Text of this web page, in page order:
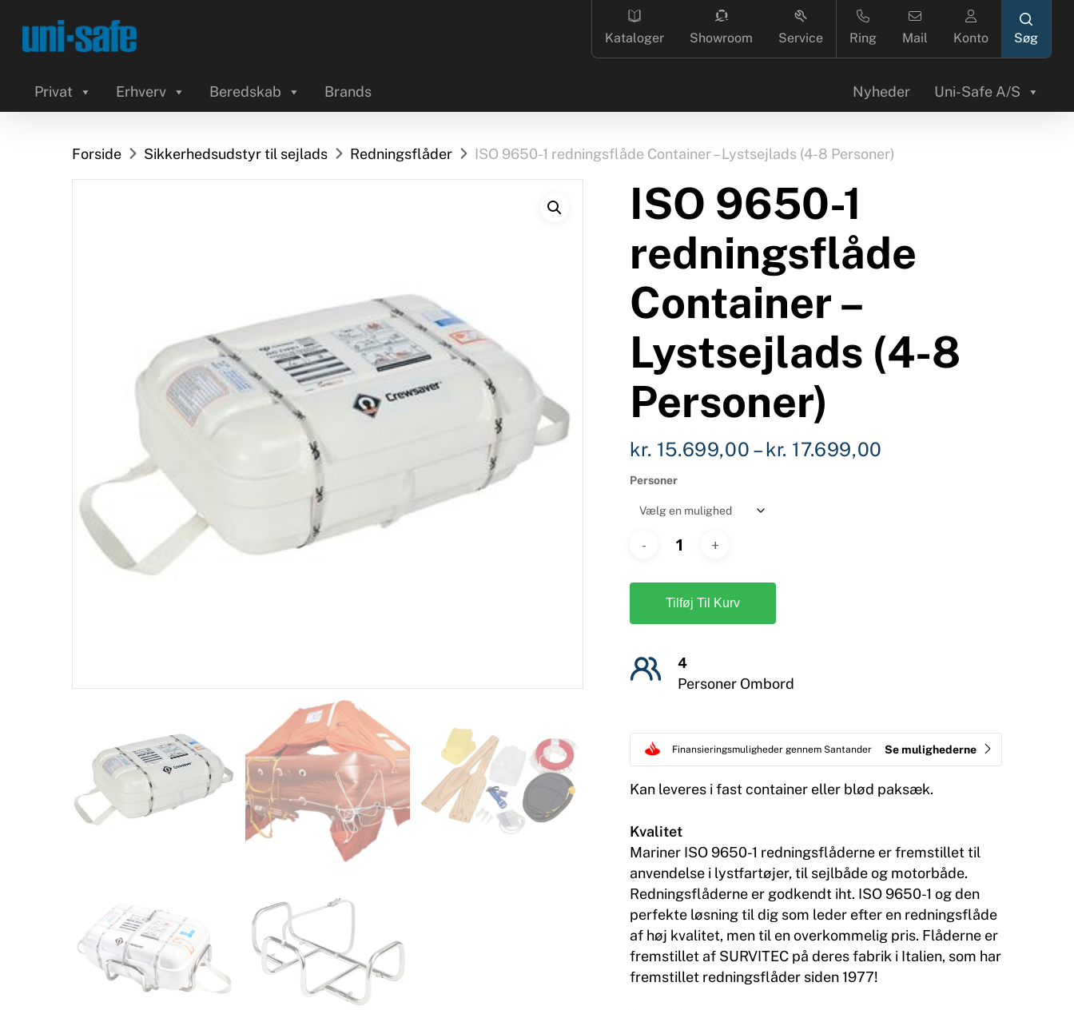
main
Kataloger Showroom Service Ring Mail Konto
search
Privat Erhverv Beredskab Uni-Safe A/S
Nyheder
Brands
Forside Sikkerhedsudstyr til sejlads Redningsflåder ISO 9650-1 redningsflåde Container – Lystsejlads (4-8 Personer)
ISO 9650-1
redningsflåde
Container –
Lystsejlads (4-8
Personer)
kr. 15.699,00 – kr. 17.699,00
Personer
Tilføj Til Kurv
4
Personer Ombord
Finansieringsmuligheder gennem Santander Se mulighederne
Kan leveres i fast container eller blød paksæk.
Kvalitet
Mariner ISO 9650-1 redningsflåderne er fremstillet til
anvendelse i lystfartøjer, til sejlbåde og motorbåde.
Redningsflåderne er godkendt iht. ISO 9650-1 og den
perfekte løsning til dig som leder efter en redningsflåde
af høj kvalitet, men til en overkommelig pris. Flåderne er
fremstillet af SURVITEC på deres fabrik i Italien, som har
fremstillet redningsflåder siden 1977!